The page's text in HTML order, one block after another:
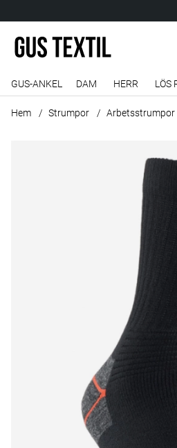
GUS-ANKEL DAM HERR LÖS
Hem Strumpor Arbetsstrumpor